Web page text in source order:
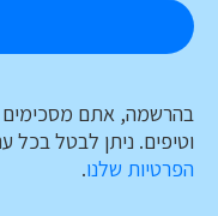
בהרשמה, אתם מסכימים
וטיפים. ניתן לבטל בכל
הפרטיות שלנו.